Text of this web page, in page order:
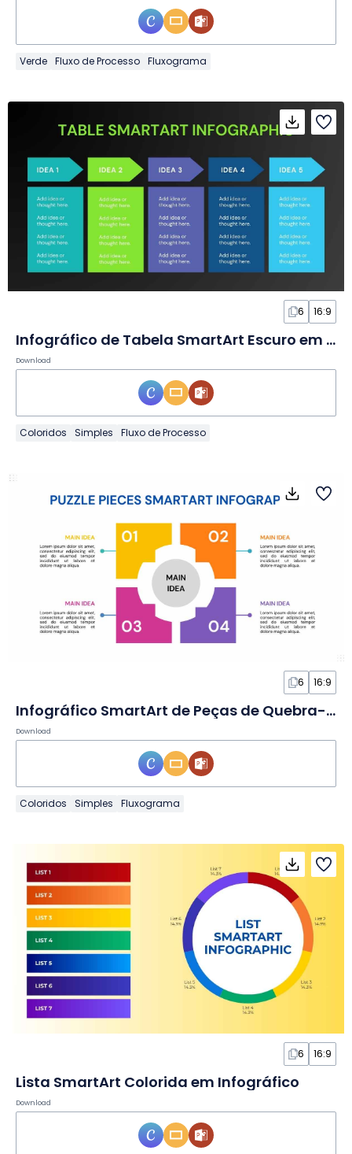
Verde Fluxo de Processo Fluxograma
6 16:9
Infográfico de Tabela SmartArt Escuro em Slides
Download
Coloridos Simples Fluxo de Processo
6 16:9
Infográfico SmartArt de Peças de Quebra-cabeça em Slides
Download
Coloridos Simples Fluxograma
6 16:9
Lista SmartArt Colorida em Infográfico
Download